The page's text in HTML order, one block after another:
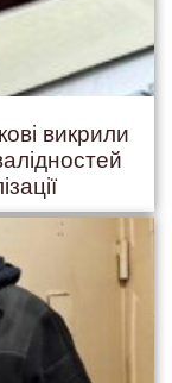
викрили